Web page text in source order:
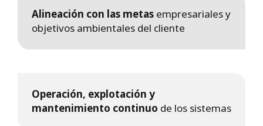
Alineación con las metas empresariales y
objetivos ambientales del cliente
Operación, explotación y
mantenimiento continuo de los sistemas